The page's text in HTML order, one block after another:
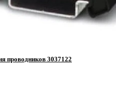
проводников 3037122